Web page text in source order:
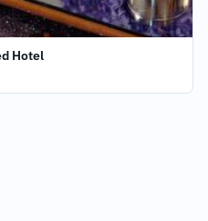
Hotel